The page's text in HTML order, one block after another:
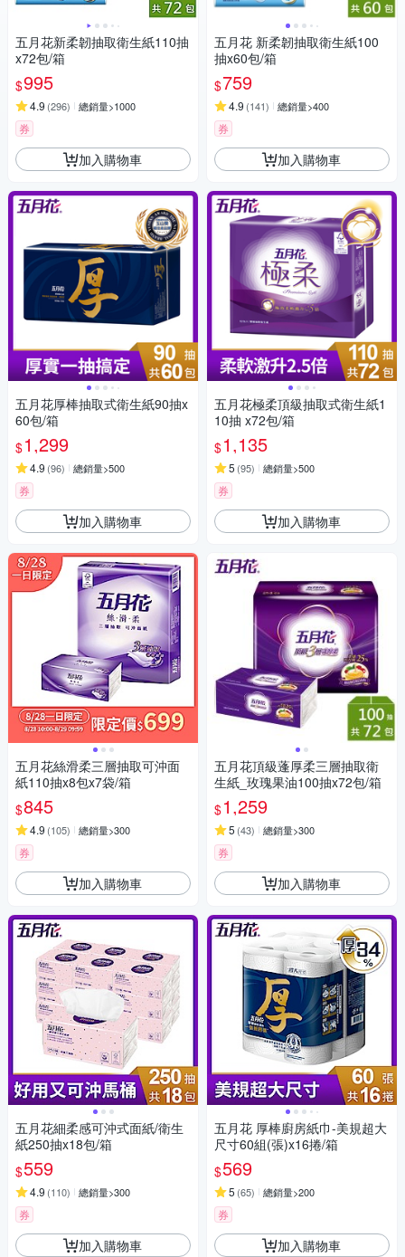
五月花新柔韌抽取衛生紙110抽
x72包/箱
$995
4.9 (296) 總銷量>1000
券
加入購物車
五月花厚棒抽取式衛生紙90抽x
60包/箱
$1,299
4.9 (96) 總銷量>500
券
加入購物車
五月花絲滑柔三層抽取可沖面
紙110抽x8包x7袋/箱
$845
4.9 (105) 總銷量>300
券
加入購物車
五月花細柔感可沖式面紙/衛生
紙250抽x18包/箱
$559
4.9 (110) 總銷量>300
券
加入購物車
五月花 新柔韌抽取衛生紙100
抽x60包/箱
$759
4.9 (141) 總銷量>400
券
加入購物車
五月花極柔頂級抽取式衛生紙1
10抽 x72包/箱
$1,135
5 (95) 總銷量>500
券
加入購物車
五月花頂級蓬厚柔三層抽取衛
生紙_玫瑰果油100抽x72包/箱
$1,259
5 (43) 總銷量>300
券
加入購物車
五月花 厚棒廚房紙巾-美規超大
尺寸60組(張)x16捲/箱
$569
5 (65) 總銷量>200
券
加入購物車